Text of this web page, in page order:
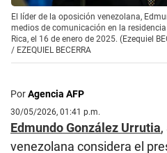
El líder de la oposición venezolana,
medios de comunicación en la
Rica, el 16 de enero de 2025. (Ezequiel
/ EZEQUIEL BECERRA
PorAgencia AFP
30/05/2026, 01:41 p.m.
Edmundo González Urrutia
venezolana considera el